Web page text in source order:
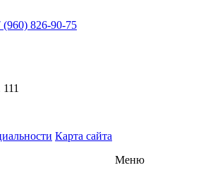
(960) 826-90-75
Карта сайта
Меню